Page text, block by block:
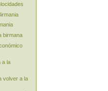
birmana
a la
volver a la